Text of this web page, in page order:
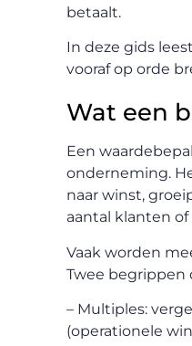
betaalt.
In deze gids
vooraf op orde
Wat een
Een
onderneming.
naar winst,
aantal klanten
Vaak worden
Twee
– Multiples:
(operationele